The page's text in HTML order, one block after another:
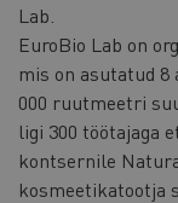
Lab.
EuroBio Lab on
mis on asutatud
000 ruutmeetri
ligi 300 töötajaga
kontsernile
kosmeetikatootja